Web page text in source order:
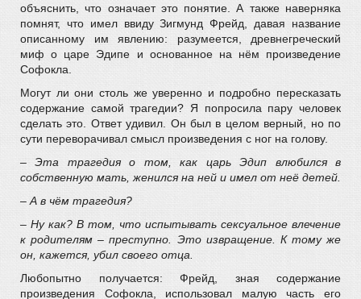
объяснить, что означает это понятие. А также наверняка
помнят, что имел ввиду Зигмунд Фрейд, давая название
описанному им явлению: разумеется, древнегреческий
миф о царе Эдипе и основанное на нём произведение
Софокла.
Могут ли они столь же уверенно и подробно пересказать
содержание самой трагедии? Я попросила пару человек
сделать это. Ответ удивил. Он был в целом верный, но по
сути переворачивал смысл произведения с ног на голову.
– Эта трагедия о том, как царь Эдип влюбился в
собственную мать, женился на ней и имел от неё детей.
– А в чём трагедия?
– Ну как? В том, что испытывать сексуальное влечение
к родителям – преступно. Это извращение. К тому же
он, кажется, убил своего отца.
Любопытно получается: Фрейд, зная содержание
произведения Софокла, использовал малую часть его